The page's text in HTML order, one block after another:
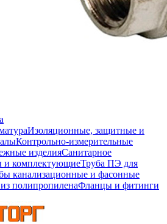
Изоляционные, защитные и
Контрольно-измерительные
изделияСанитарное
и комплектующиеТруба ПЭ для
канализационные и фасонные
полипропиленаФланцы и фитинги